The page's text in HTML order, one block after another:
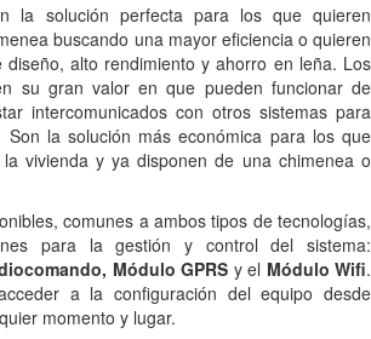
la solución perfecta para los que quieren
buscando una mayor eficiencia o quieren
alto rendimiento y ahorro en leña. Los
su gran valor en que pueden funcionar de
intercomunicados con otros sistemas para
Son la solución más económica para los que
vivienda y ya disponen de una chimenea o
comunes a ambos tipos de tecnologías,
para la gestión y control del sistema:
Módulo GPRS y el Módulo Wifi.
a la configuración del equipo desde
momento y lugar.